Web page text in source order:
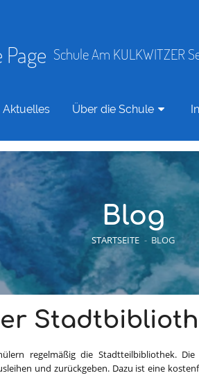
Schule Am KULKWITZER
Aktuelles Über die Schule
Blog
STARTSEITE - BLOG
regelmäßig die Stadtteilbibliothek.
und zurückgeben. Dazu ist eine